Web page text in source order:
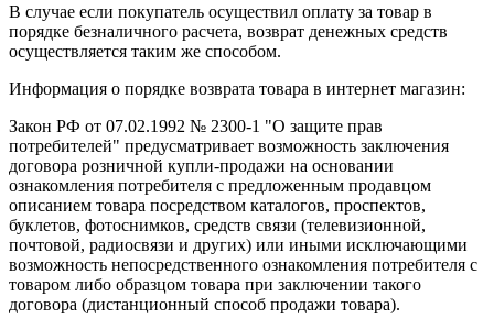
В случае если покупатель осуществил оплату за товар в
порядке безналичного расчета, возврат денежных средств
осуществляется таким же способом.
Информация о порядке возврата товара в интернет магазин:
Закон РФ от 07.02.1992 № 2300-1 "О защите прав
потребителей" предусматривает возможность заключения
договора розничной купли-продажи на основании
ознакомления потребителя с предложенным продавцом
описанием товара посредством каталогов, проспектов,
буклетов, фотоснимков, средств связи (телевизионной,
почтовой, радиосвязи и других) или иными исключающими
возможность непосредственного ознакомления потребителя с
товаром либо образцом товара при заключении такого
договора (дистанционный способ продажи товара).